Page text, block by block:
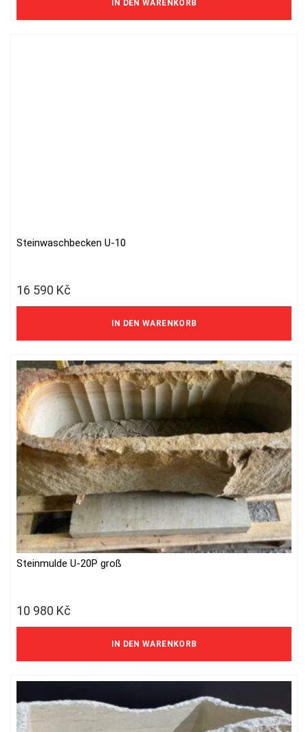
IN DEN WARENKORB
Steinwaschbecken U-10
16 590 Kč
13 711 Kč ohne MwSt.
IN DEN WARENKORB
Steinmulde U-20P groß
10 980 Kč
9 074 Kč ohne MwSt.
IN DEN WARENKORB